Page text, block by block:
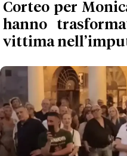
Corteo per
hanno
vittima